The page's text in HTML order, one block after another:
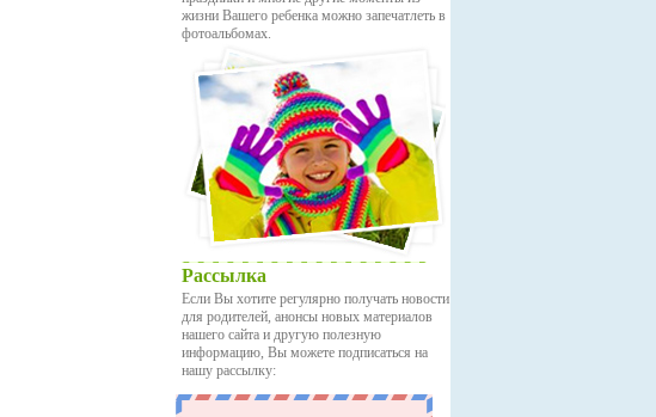
жизни Вашего ребенка можно запечатлеть в
фотоальбомах.
Рассылка
Если Вы хотите регулярно получать новости
для родителей, анонсы новых материалов
нашего сайта и другую полезную
информацию, Вы можете подписаться на
нашу рассылку: